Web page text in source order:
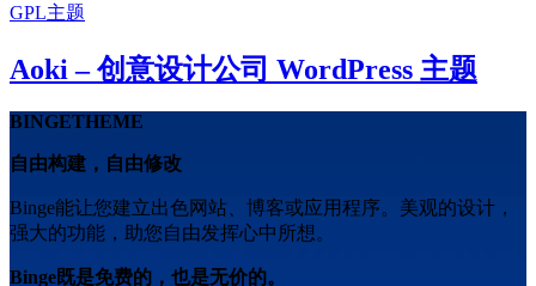
GPL主题
Aoki – 创意设计公司 WordPress 主题
BINGETHEME
自由构建，自由修改
Binge能让您建立出色网站、博客或应用程序。美观的设计，
强大的功能，助您自由发挥心中所想。
Binge既是免费的，也是无价的。